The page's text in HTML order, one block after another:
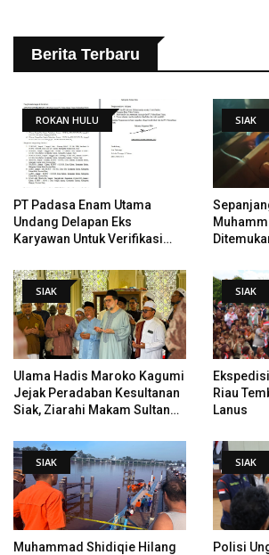
Berita Terbaru
ROKAN HULU
PT Padasa Enam Utama
Undang Delapan Eks
Karyawan Untuk Verifikasi
PHI
SIAK
SIAK
Ulama Hadis Maroko Kagumi
Jejak Peradaban Kesultanan
Siak, Ziarahi Makam Sultan
SIAK
Riau
Lanus
SIAK
Muhammad Shidiqie Hilang
SIAK
Polisi